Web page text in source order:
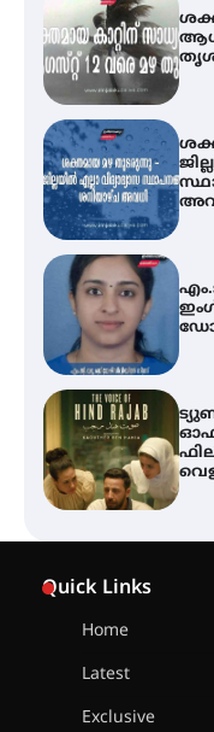
ഓഫ്
Quick Links
Home
Latest
Exclusive